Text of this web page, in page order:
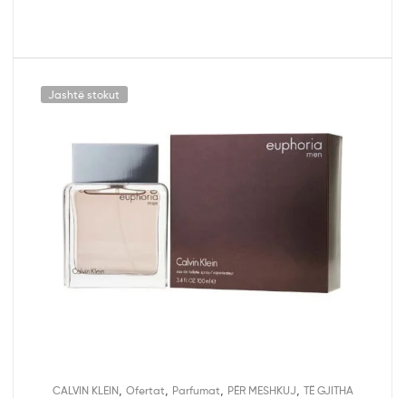
Jashtë stokut
CALVIN KLEIN, Ofertat Parfumat PËR MESHKUJ TË GJITHA